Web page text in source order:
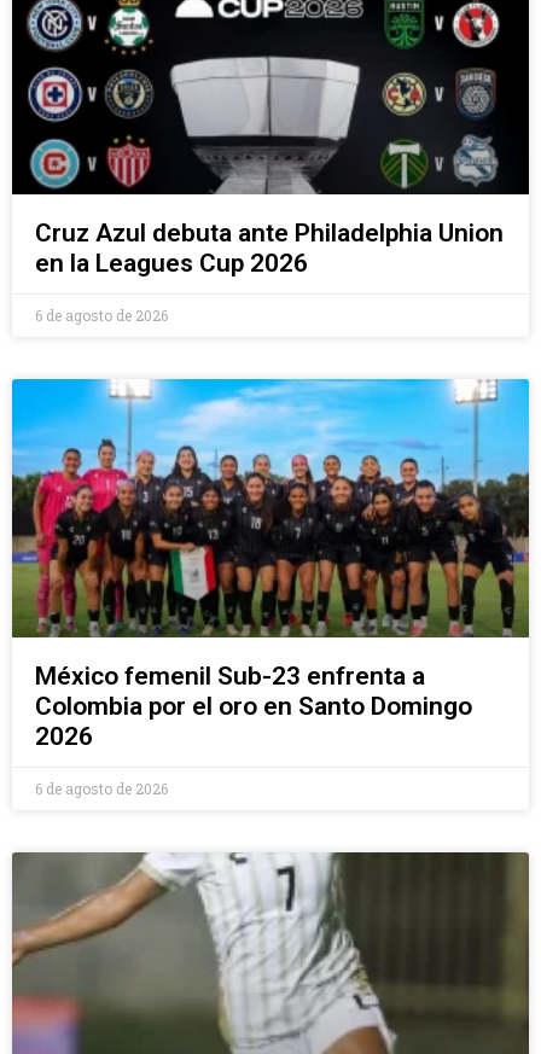
Cruz Azul debuta ante Philadelphia Union
en la Leagues Cup 2026
6 de agosto de 2026
México femenil Sub-23 enfrenta a
Colombia por el oro en Santo Domingo
2026
6 de agosto de 2026